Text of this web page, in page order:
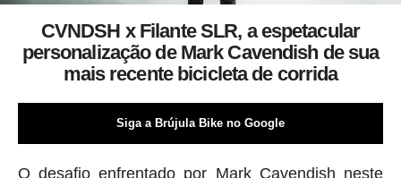
CVNDSH x Filante SLR, a espetacular
personalização de Mark Cavendish de sua
mais recente bicicleta de corrida
Siga a Brújula Bike no Google
O desafio enfrentado por Mark Cavendish neste